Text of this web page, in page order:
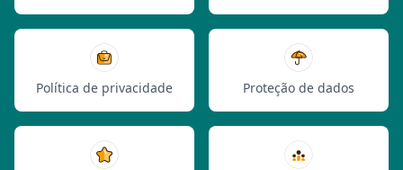
Política de privacidade Proteção de dados